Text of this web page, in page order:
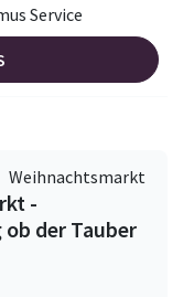
Service
Weihnachtsmarkt
-
der Tauber